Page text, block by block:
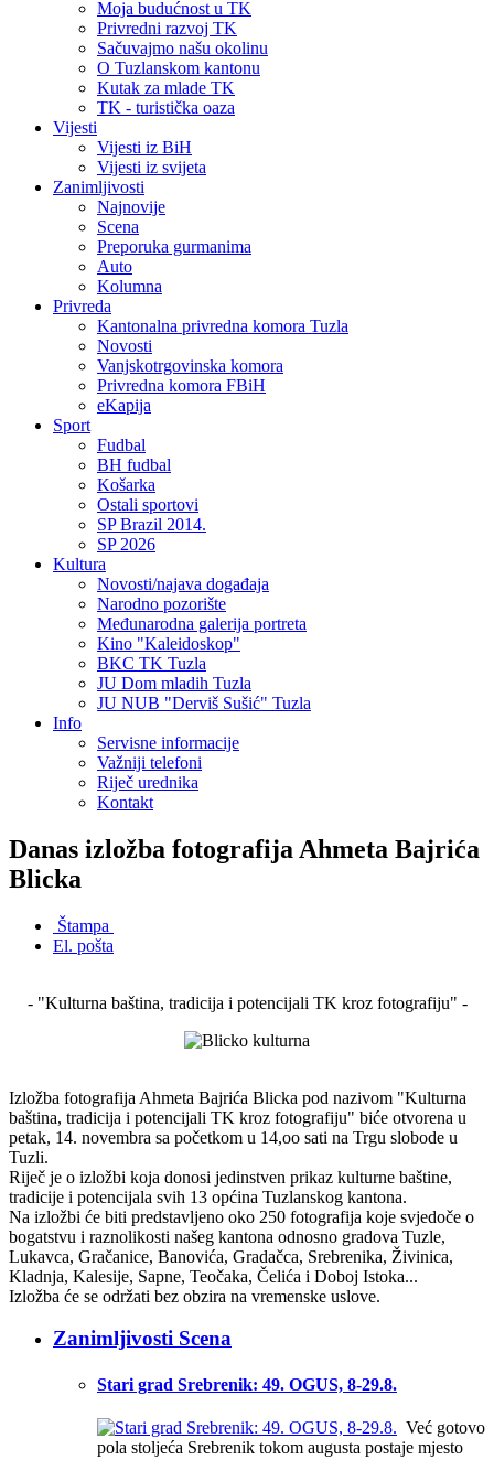
Moja budućnost u TK
Privredni razvoj TK
Sačuvajmo našu okolinu
O Tuzlanskom kantonu
Kutak za mlade TK
TK - turistička oaza
Vijesti
Vijesti iz BiH
Vijesti iz svijeta
Zanimljivosti
Najnovije
Scena
Preporuka gurmanima
Auto
Kolumna
Privreda
Kantonalna privredna komora Tuzla
Novosti
Vanjskotrgovinska komora
Privredna komora FBiH
eKapija
Sport
Fudbal
BH fudbal
Košarka
Ostali sportovi
SP Brazil 2014.
SP 2026
Kultura
Novosti/najava događaja
Narodno pozorište
Međunarodna galerija portreta
Kino "Kaleidoskop"
BKC TK Tuzla
JU Dom mladih Tuzla
JU NUB "Derviš Sušić" Tuzla
Info
Servisne informacije
Važniji telefoni
Riječ urednika
Kontakt
Danas izložba fotografija Ahmeta Bajrića
Blicka
Štampa
El. pošta
- "Kulturna baština, tradicija i potencijali TK kroz fotografiju" -
Izložba fotografija Ahmeta Bajrića Blicka pod nazivom "Kulturna
baština, tradicija i potencijali TK kroz fotografiju" biće otvorena u
petak, 14. novembra sa početkom u 14,oo sati na Trgu slobode u
Tuzli.
Riječ je o izložbi koja donosi jedinstven prikaz kulturne baštine,
tradicije i potencijala svih 13 općina Tuzlanskog kantona.
Na izložbi će biti predstavljeno oko 250 fotografija koje svjedoče o
bogatstvu i raznolikosti našeg kantona odnosno gradova Tuzle,
Lukavca, Gračanice, Banovića, Gradačca, Srebrenika, Živinica,
Kladnja, Kalesije, Sapne, Teočaka, Čelića i Doboj Istoka...
Izložba će se održati bez obzira na vremenske uslove.
Zanimljivosti Scena
Stari grad Srebrenik: 49. OGUS, 8-29.8.
Već gotovo
pola stoljeća Srebrenik tokom augusta postaje mjesto